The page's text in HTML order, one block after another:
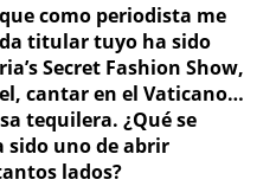
como periodista me
titular tuyo ha sido
Secret Fashion Show,
cantar en el Vaticano…
tequilera. ¿Qué se
sido uno de abrir
lados?